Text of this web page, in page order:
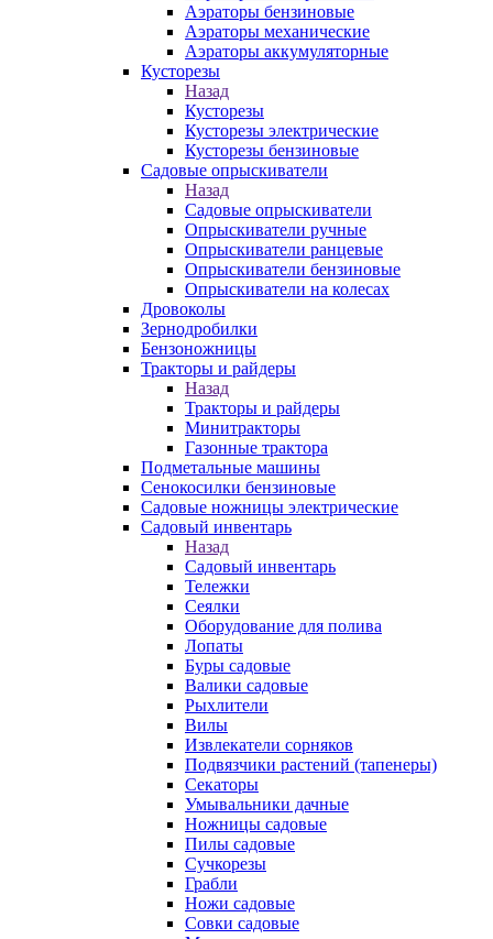
Аэраторы бензиновые
Аэраторы механические
Аэраторы аккумуляторные
Кусторезы
Назад
Кусторезы
Кусторезы электрические
Кусторезы бензиновые
Садовые опрыскиватели
Назад
Садовые опрыскиватели
Опрыскиватели ручные
Опрыскиватели ранцевые
Опрыскиватели бензиновые
Опрыскиватели на колесах
Дровоколы
Зернодробилки
Бензоножницы
Тракторы и райдеры
Назад
Тракторы и райдеры
Минитракторы
Газонные трактора
Подметальные машины
Сенокосилки бензиновые
Садовые ножницы электрические
Садовый инвентарь
Назад
Садовый инвентарь
Тележки
Сеялки
Оборудование для полива
Лопаты
Буры садовые
Валики садовые
Рыхлители
Вилы
Извлекатели сорняков
Подвязчики растений (тапенеры)
Секаторы
Умывальники дачные
Ножницы садовые
Пилы садовые
Сучкорезы
Грабли
Ножи садовые
Совки садовые